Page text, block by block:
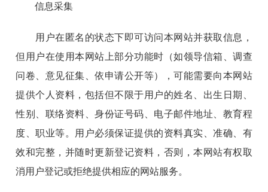
信息采集
用户在匿名的状态下即可访问本网站并获取信息，
但用户在使用本网站上部分功能时（如领导信箱、调查
问卷、意见征集、依申请公开等），可能需要向本网站
提供个人资料，包括但不限于用户的姓名、出生日期、
性别、联络资料、身份证号码、电子邮件地址、教育程
度、职业等。用户必须保证提供的资料真实、准确、有
效和完整，并随时更新登记资料，否则，本网站有权取
消用户登记或拒绝提供相应的网站服务。